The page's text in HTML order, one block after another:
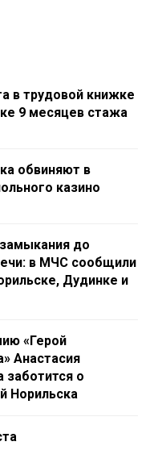
в трудовой книжке
9 месяцев стажа
обвиняют в
казино
до
в МЧС сообщили
Дудинке и
«Герой
Анастасия
заботится о
Норильска